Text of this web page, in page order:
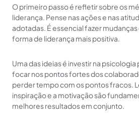
O primeiro passo é refletir sobre os
liderança. Pense nas ações e nas
adotadas. É essencial fazer mudanças
forma de liderança mais positiva.
Uma das ideias é investir na psicologia
focar nos pontos fortes dos
perder tempo com os pontos fracos.
inspiração e a motivação são
melhores resultados em conjunto.